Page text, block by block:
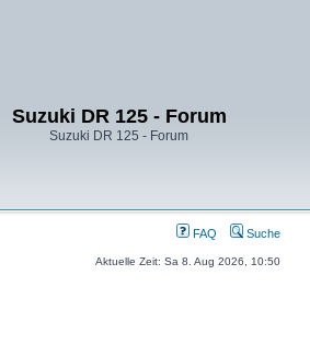
Suzuki DR 125 - Forum
Suzuki DR 125 - Forum
FAQ Suche
Aktuelle Zeit: Sa 8. Aug 2026, 10:50